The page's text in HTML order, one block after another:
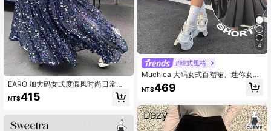
EARO 加大码女式度假风时尚日常百
搭雪纺花卉百褶裙，高腰宽松修身 A
字裙，春秋
NT$415
4
#韓式風格
Muchica 大码女式百褶裙、迷你女式
裙子、女式黑色裙子、带口袋隐私保
护裙子、可爱裙子、休闲百搭、女士
NT$469